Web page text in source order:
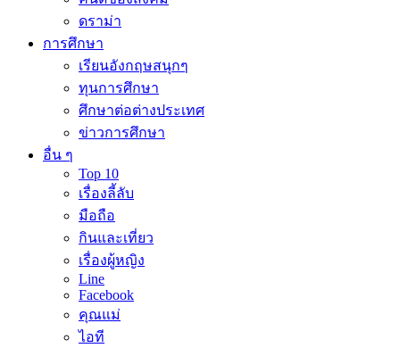
ดราม่า
การศึกษา
เรียนอังกฤษสนุกๆ
ทุนการศึกษา
ศึกษาต่อต่างประเทศ
ข่าวการศึกษา
อื่น ๆ
Top 10
เรื่องลี้ลับ
มือถือ
กินและเที่ยว
เรื่องผู้หญิง
Line
Facebook
คุณแม่
ไอที